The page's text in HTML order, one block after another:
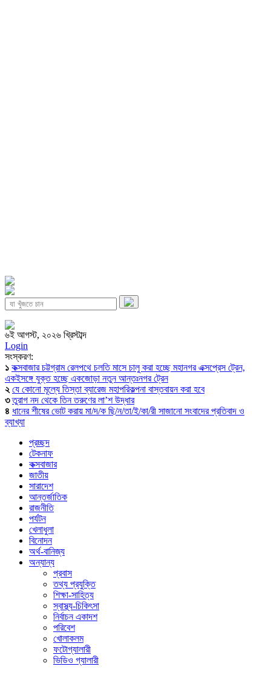
৬ই আগস্ট, ২০২৬ খ্রিস্টাব্দ
Login
সংস্করণ:
১ কক্সবাজার চট্টগ্রাম রেলপথে চলতি মাসে চালু করা হচ্ছে মহানগর এক্সপ্রেস ট্রেন,
একইসঙ্গে যুক্ত হচ্ছে একজোড়া নতুন আন্তঃনগর ট্রেন
২ যে কোনো মূল্যে তিস্তা ব্যারেজ মহাপরিকল্পনা বাস্তবায়ন করা হবে
৩ তুরাগ নদ থেকে তিন তরুণের লা’শ উদ্ধার
৪ ধানের শীষের ভোট করায় মা/দ/ক ছি/ন/তা/ই/কা/রী সাজানো সংবাদের প্রতিবাদ ও
ব্যাখ্যা
প্রচ্ছদ
টেকনাফ
কক্সবাজার
জাতীয়
সারাদেশ
আন্তর্জাতিক
রাজনীতি
পর্যটন
খেলাধুলা
বিনোদন
অর্থ-বানিজ্য
অন্যান্য
প্রবাস
তথ্য প্রযুক্তি
শিক্ষা-সাহিত্য
স্বাস্থ্য-চিকিৎসা
নির্বাচন একাদশ
পরিবেশ
খোলাকলম
ফটোগ্যালারী
ভিডিও গ্যালারী